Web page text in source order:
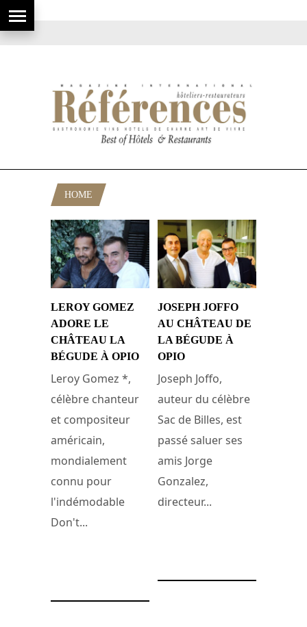
HOME
LEROY GOMEZ
ADORE LE
CHÂTEAU LA
BÉGUDE À OPIO
Leroy Gomez *,
célèbre chanteur
et compositeur
américain,
mondialement
connu pour
l'indémodable
Don't...
JOSEPH JOFFO
AU CHÂTEAU DE
LA BÉGUDE À
OPIO
Joseph Joffo,
auteur du célèbre
Sac de Billes, est
passé saluer ses
amis Jorge
Gonzalez,
directeur...